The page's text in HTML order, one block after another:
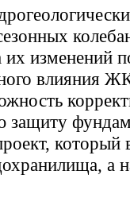
изменений
влияния
защиту
который
а